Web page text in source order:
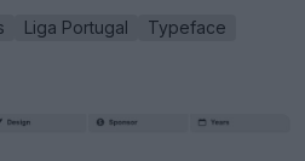
Liga Portugal
Typeface